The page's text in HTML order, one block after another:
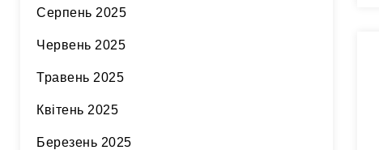
Серпень 2025
Червень 2025
Травень 2025
Квітень 2025
Березень 2025